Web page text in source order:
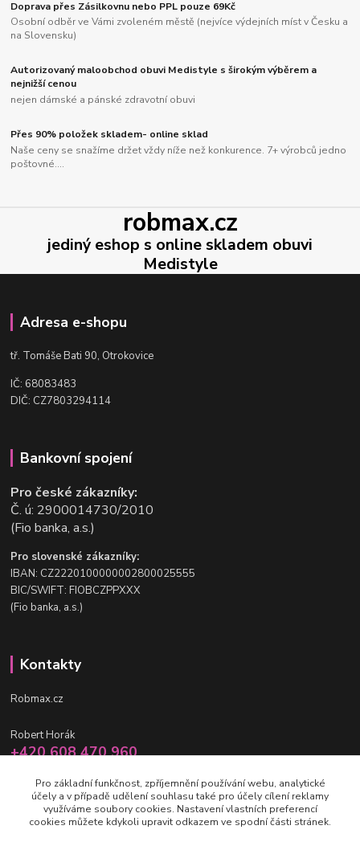
Doprava přes Zásilkovnu nebo PPL pouze 69Kč
Osobní odběr ve Vámi zvoleném městě (nejvíce výdejních míst v Česku a
na Slovensku)
Autorizovaný maloobchod obuvi Medistyle s širokým výběrem a
nejnižší cenou
nejen dámské a pánské zdravotní obuvi
Přes 90% položek skladem- online sklad
Naše ceny se snažíme držet vždy níže než konkurence. 7+ výrobců jedno
poštovné....
robmax.cz
jediný eshop s online skladem obuvi
Medistyle
Adresa e-shopu
tř. Tomáše Bati 90, Otrokovice
IČ: 68083483
DIČ: CZ7803294114
Bankovní spojení
Pro české zákazníky:
Č. ú: 2900014730/2010
(Fio banka, a.s.)
Pro slovenské zákazníky:
IBAN: CZ2220100000002800025555
BIC/SWIFT: FIOBCZPPXXX
(Fio banka, a.s.)
Kontakty
Robmax.cz
Robert Horák
+420 608 470 960
info@robmax.cz
Pro základní funkčnost, zpříjemnění používání webu, analytické
účely a v případě udělení souhlasu také pro účely cílení reklamy
využíváme soubory cookies. Nastavení vlastních preferencí
cookies můžete kdykoli upravit odkazem ve spodní části stránek.